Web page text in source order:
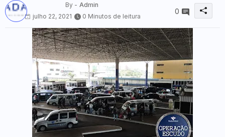
By - Admin
julho 22, 2021
0 Minutos de leitura
0